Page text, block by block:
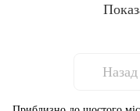
Назад